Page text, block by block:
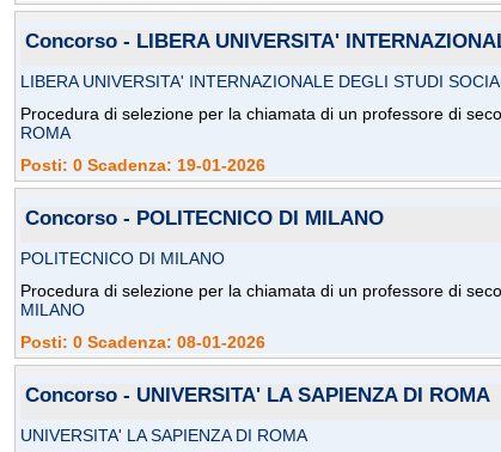
Concorso - LIBERA UNIVERSITA'
LIBERA UNIVERSITA' INTERNAZIONALE DEGLI STUDI
Procedura di selezione per la chiamata di un professore di
ROMA
Posti: 0 Scadenza: 19-01-2026
Concorso - POLITECNICO DI MILANO
POLITECNICO DI MILANO
Procedura di selezione per la chiamata di un professore di
MILANO
Posti: 0 Scadenza: 08-01-2026
Concorso - UNIVERSITA' LA SAPIENZA DI ROMA
UNIVERSITA' LA SAPIENZA DI ROMA